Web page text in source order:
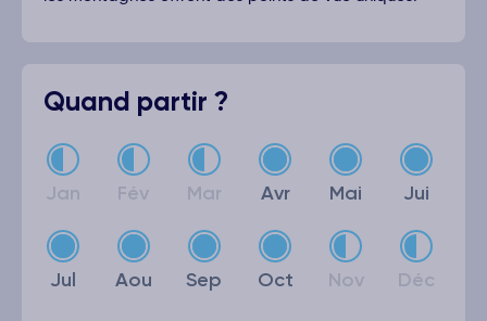
Quand partir ?
Jan Fév Mar Avr Mai Jui
Jul Aou Sep Oct Nov Déc